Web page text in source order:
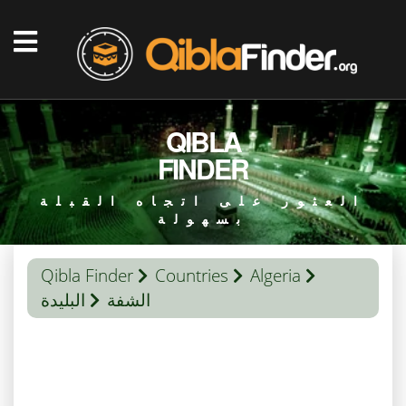
QIBLA
FINDER
العثور على اتجاه القبلة
بسهولة
Qibla Finder Countries
Algeria
البليدة
الشفة